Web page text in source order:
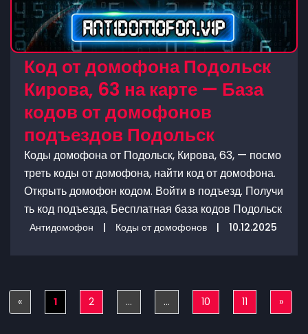
Код от домофона Подольск
Кирова, 63 на карте — База
кодов от домофонов
подъездов Подольск
Коды домофона от Подольск, Кирова, 63, — посмо
треть коды от домофона, найти код от домофона.
Открыть домофон кодом. Войти в подъезд. Получи
ть код подъезда, Бесплатная база кодов Подольск
Антидомофон | Коды от домофонов | 10.12.2025
« Previous
1 2 ... ... 10 11 »